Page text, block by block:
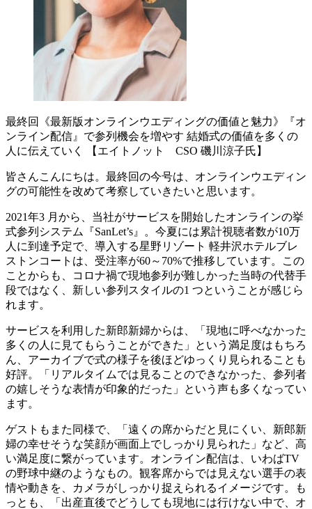
最終回《最新版オンラインウエディングの価値と魅力》『オ
ンライン配信』で参列機会を増やす 結婚式の価値を多くの
人に伝えていく 【エイトノット CSO 磯川涼子氏】
皆さんこんにちは。最終回の今号は、オンラインウエディン
グの可能性を改めて考察していきたいと思います。
2021年3 月から、当社がサービスを開始したオンラインの挙
式参列システム『SanLet’s』。今夏には累計視聴者数が10万
人に到達予定で、導入する星野リゾート 軽井沢ホテルブレ
ストンコートは、受注率が60～70%で推移しています。この
ことからも、コロナ禍で現地参列が難しかった当時の代替手
段ではなく、新しい参列スタイルの1 つということが感じら
れます。
サービスを利用した新郎新婦からは、「現地に呼べなかった
多くの人に見てもらうことができた」という満足度はもちろ
ん、アーカイブで式の様子を後ほどゆっくり見られることも
好評。「リアルタイムでは見ることのできなかった、参列者
の嬉しそうな表情が印象的だった」という声も多くなってい
ます。
ゲストもまた同様で、「遠くの席からだと見にくい、新郎新
婦の幸せそうな笑顔が画面上でしっかり見られた」など、高
い満足度に繋がっています。オンライン配信は、いわばTV
の野球中継のようなもの。観客席からでは見えない選手の表
情や動きを、カメラがしっかり捉えられるイメージです。も
っとも、「出産直後でどうしても現地には行けない中で、オ